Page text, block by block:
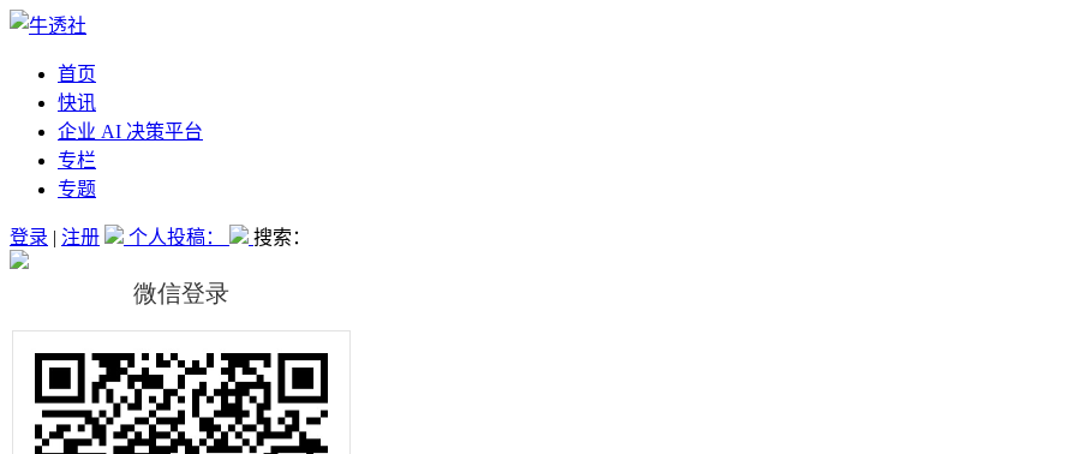
首页
快讯
企业 AI 决策平台
专栏
专题
登录 | 注册 个人投稿： 搜索：